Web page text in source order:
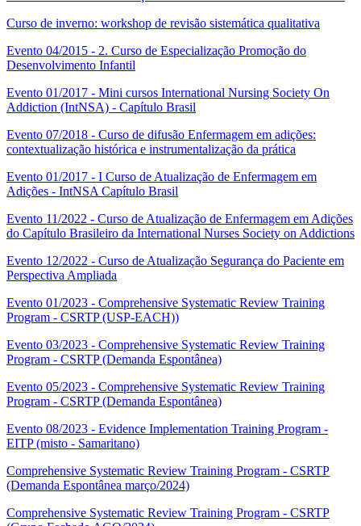
Curso de inverno: workshop de revisão sistemática qualitativa
Evento 04/2015 - 2. Curso de Especialização Promoção do
Desenvolvimento Infantil
Evento 01/2017 - Mini cursos International Nursing Society On
Addiction (IntNSA) - Capítulo Brasil
Evento 07/2018 - Curso de difusão Enfermagem em adições:
contextualização histórica e instrumentalização da prática
Evento 01/2017 - I Curso de Atualização de Enfermagem em
Adições - IntNSA Capítulo Brasil
Evento 11/2022 - Curso de Atualização de Enfermagem em Adições
do Capítulo Brasileiro da International Nurses Society on Addictions
Evento 12/2022 - Curso de Atualização Segurança do Paciente em
Perspectiva Ampliada
Evento 01/2023 - Comprehensive Systematic Review Training
Program - CSRTP (USP-EACH))
Evento 03/2023 - Comprehensive Systematic Review Training
Program - CSRTP (Demanda Espontânea)
Evento 05/2023 - Comprehensive Systematic Review Training
Program - CSRTP (Demanda Espontânea)
Evento 08/2023 - Evidence Implementation Training Program -
EITP (misto - Samaritano)
Comprehensive Systematic Review Training Program - CSRTP
(Demanda Espontânea março/2024)
Comprehensive Systematic Review Training Program - CSRTP